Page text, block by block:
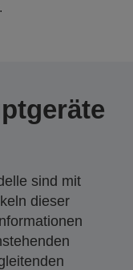
sind mit
dieser